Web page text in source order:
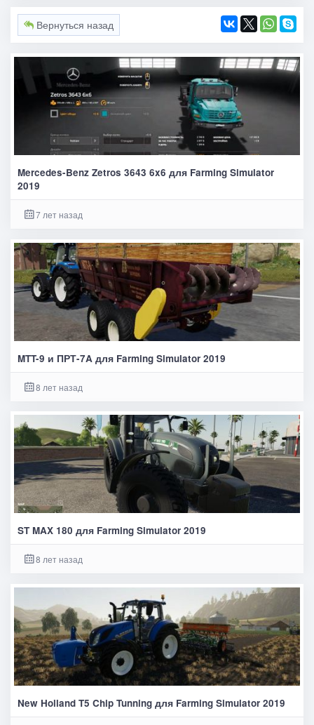
Вернуться назад
Mercedes-Benz Zetros 3643 6x6 для Farming Simulator
2019
7 лет назад
MTT-9 и ПРТ-7A для Farming Simulator 2019
8 лет назад
ST MAX 180 для Farming Simulator 2019
8 лет назад
New Holland T5 Chip Tunning для Farming Simulator 2019